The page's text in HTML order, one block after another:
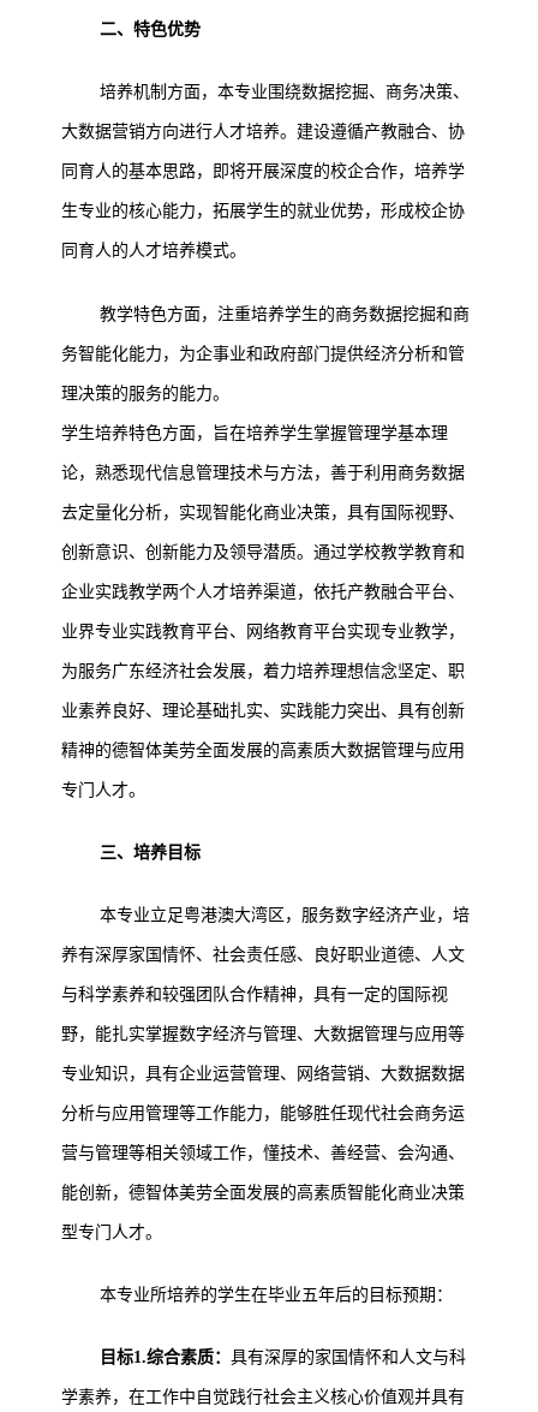
二、特色优势
培养机制方面，本专业围绕数据挖掘、商务决策、
大数据营销方向进行人才培养。建设遵循产教融合、协
同育人的基本思路，即将开展深度的校企合作，培养学
生专业的核心能力，拓展学生的就业优势，形成校企协
同育人的人才培养模式。
教学特色方面，注重培养学生的商务数据挖掘和商
务智能化能力，为企事业和政府部门提供经济分析和管
理决策的服务的能力。
学生培养特色方面，旨在培养学生掌握管理学基本理
论，熟悉现代信息管理技术与方法，善于利用商务数据
去定量化分析，实现智能化商业决策，具有国际视野、
创新意识、创新能力及领导潜质。通过学校教学教育和
企业实践教学两个人才培养渠道，依托产教融合平台、
业界专业实践教育平台、网络教育平台实现专业教学，
为服务广东经济社会发展，着力培养理想信念坚定、职
业素养良好、理论基础扎实、实践能力突出、具有创新
精神的德智体美劳全面发展的高素质大数据管理与应用
专门人才。
三、培养目标
本专业立足粤港澳大湾区，服务数字经济产业，培
养有深厚家国情怀、社会责任感、良好职业道德、人文
与科学素养和较强团队合作精神，具有一定的国际视
野，能扎实掌握数字经济与管理、大数据管理与应用等
专业知识，具有企业运营管理、网络营销、大数据数据
分析与应用管理等工作能力，能够胜任现代社会商务运
营与管理等相关领域工作，懂技术、善经营、会沟通、
能创新，德智体美劳全面发展的高素质智能化商业决策
型专门人才。
本专业所培养的学生在毕业五年后的目标预期：
目标1.综合素质：具有深厚的家国情怀和人文与科
学素养，在工作中自觉践行社会主义核心价值观并具有